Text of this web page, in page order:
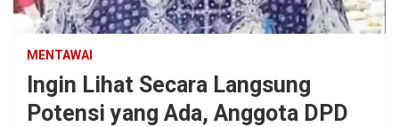
MENTAWAI
Ingin Lihat Secara Langsung
Potensi yang Ada, Anggota DPD